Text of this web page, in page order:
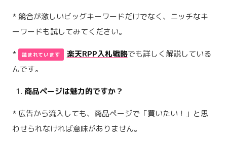
* 競合が激しいビッグキーワードだけでなく、ニッチなキ
ーワードも試してみてください。
* 楽天RPP入札戦略でも詳しく解説している
んです。
商品ページは魅力的ですか？
* 広告から流入しても、商品ページで「買いたい！」と思
わせられなければ意味がありません。